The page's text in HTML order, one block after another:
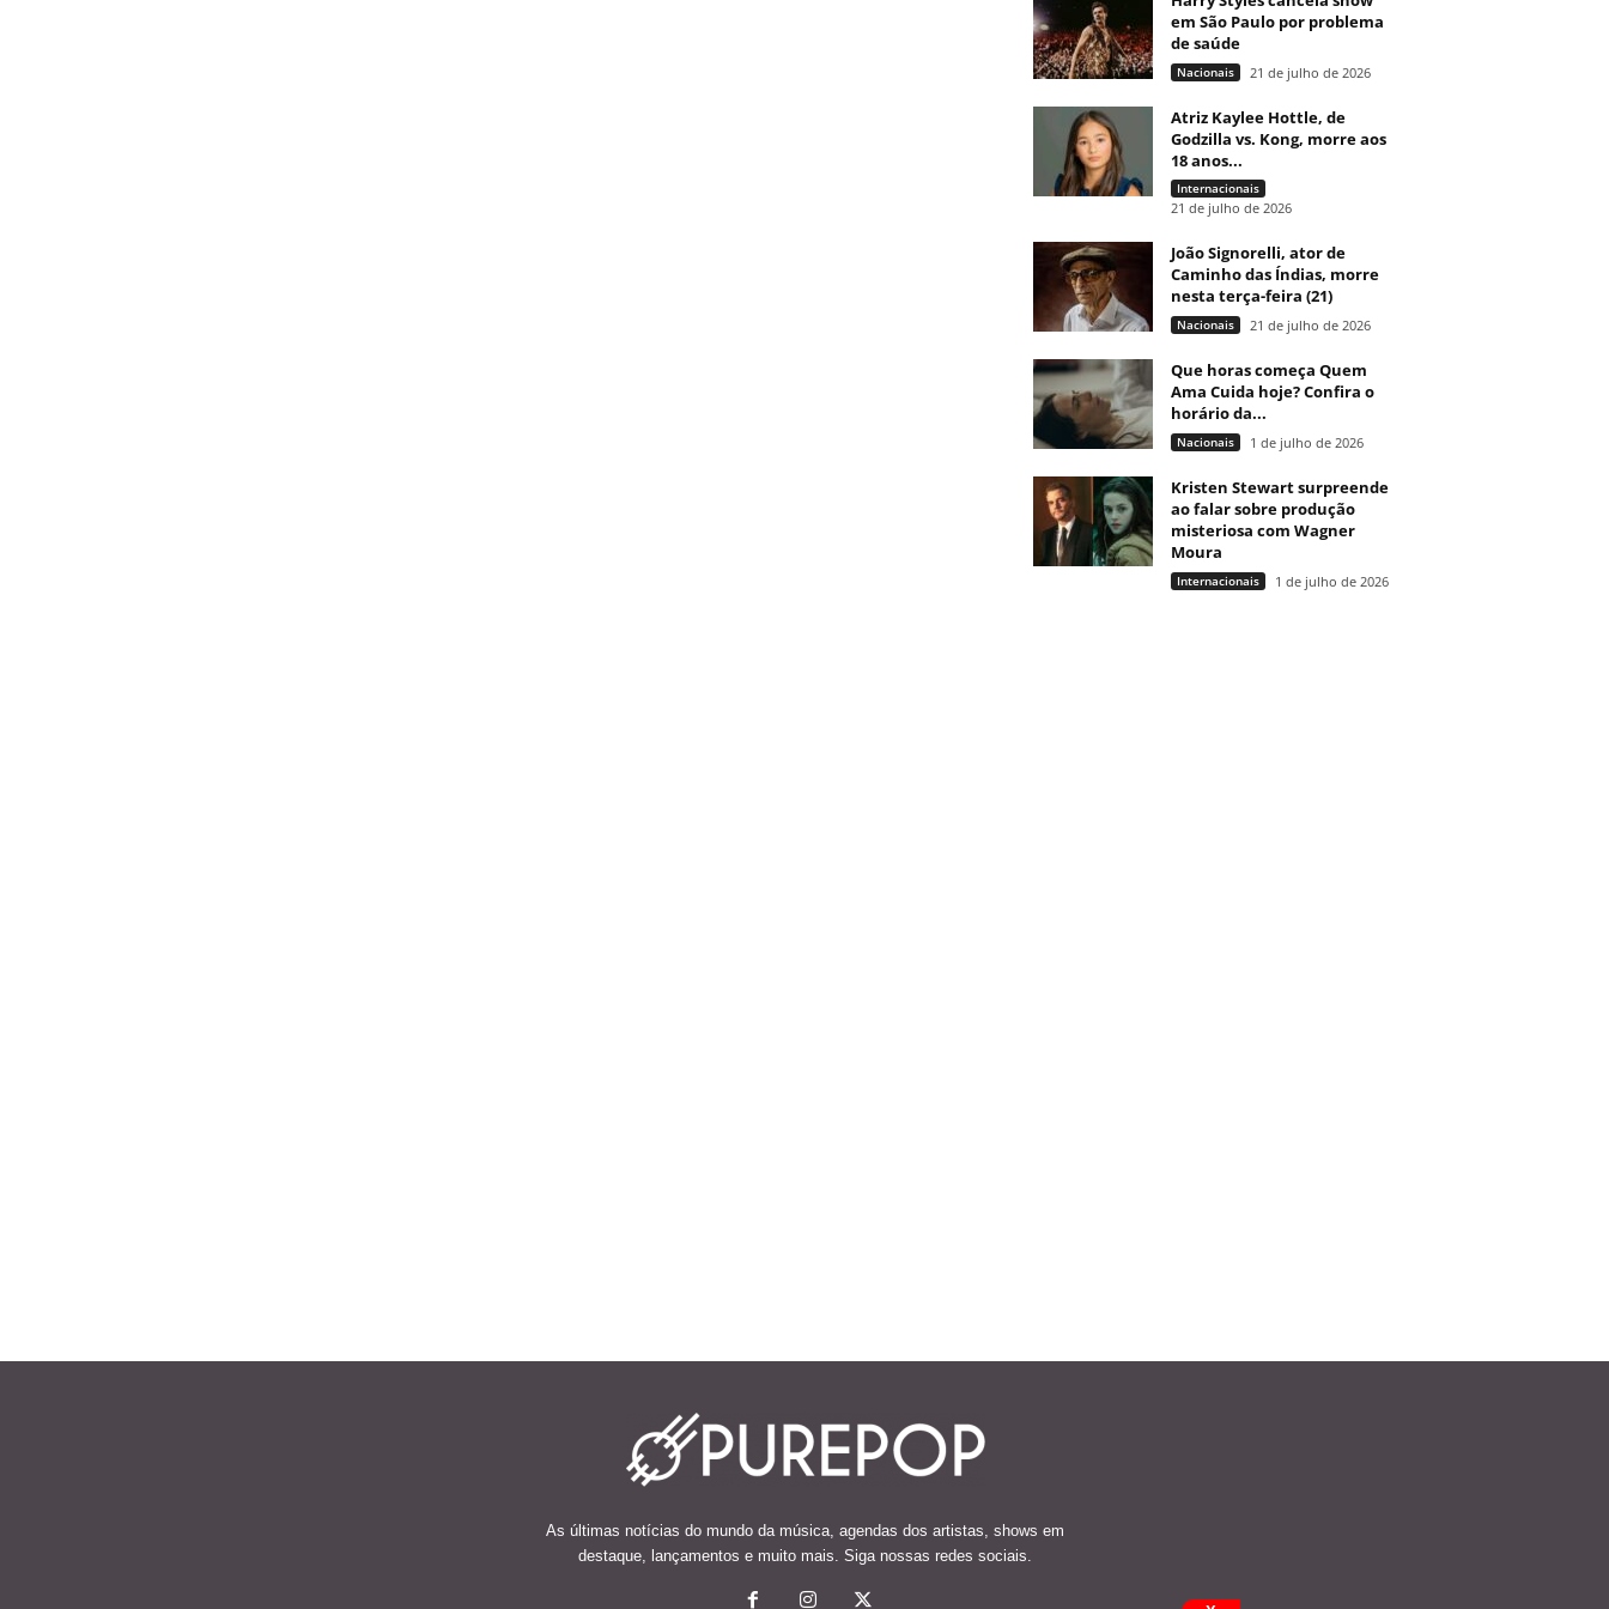
em São Paulo por problema
de saúde
Nacionais 21 de julho de 2026
Atriz Kaylee Hottle, de
Godzilla vs. Kong, morre aos
18 anos...
Internacionais
21 de julho de 2026
João Signorelli, ator de
Caminho das Índias, morre
nesta terça-feira (21)
Nacionais 21 de julho de 2026
Que horas começa Quem
Ama Cuida hoje? Confira o
horário da...
Nacionais 1 de julho de 2026
Kristen Stewart surpreende
ao falar sobre produção
misteriosa com Wagner
Moura
Internacionais 1 de julho de 2026
As últimas notícias do mundo da música, agendas dos artistas, shows em
destaque, lançamentos e muito mais. Siga nossas redes sociais.